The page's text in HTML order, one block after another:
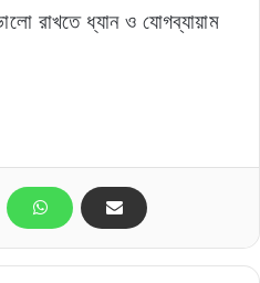
রাখতে ধ্যান ও যোগব্যায়াম